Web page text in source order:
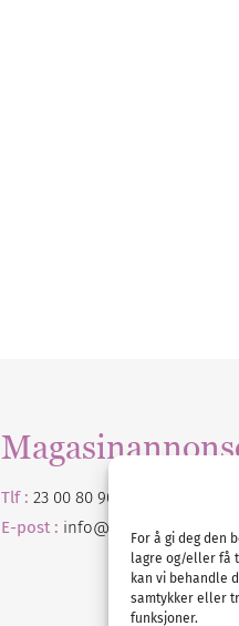
For å gi deg den
lagre og/eller få
kan vi behandle
samtykker eller
funksjoner.
Tlf : 23 00 80 90
E-post : info@ nordicbridalmedia